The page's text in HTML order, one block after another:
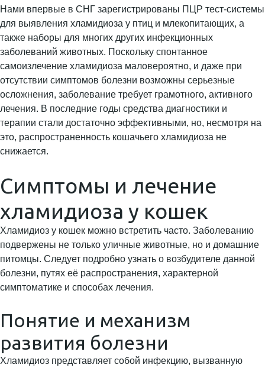
Нами впервые в СНГ зарегистрированы ПЦР тест-системы
для выявления хламидиоза у птиц и млекопитающих, а
также наборы для многих других инфекционных
заболеваний животных. Поскольку спонтанное
самоизлечение хламидиоза маловероятно, и даже при
отсутствии симптомов болезни возможны серьезные
осложнения, заболевание требует грамотного, активного
лечения. В последние годы средства диагностики и
терапии стали достаточно эффективными, но, несмотря на
это, распространенность кошачьего хламидиоза не
снижается.
Симптомы и лечение
хламидиоза у кошек
Хламидиоз у кошек можно встретить часто. Заболеванию
подвержены не только уличные животные, но и домашние
питомцы. Следует подробно узнать о возбудителе данной
болезни, путях её распространения, характерной
симптоматике и способах лечения.
Понятие и механизм
развития болезни
Хламидиоз представляет собой инфекцию, вызванную